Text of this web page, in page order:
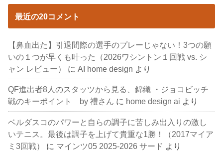
最近の20コメント
【鼻血出た】引退間際の選手のプレーじゃない！3つの願
いの１つが早くも叶った（2026ワシントン１回戦 vs. シ
ャン レビュー）
にAI home design より
QF進出者8人のスタッツから見る、錦織 ・ジョコビッチ
戦のキーポイント by 禮さん に home design ai より
ベルダスコのパワーと自らの調子に苦しみ出入りの激し
いテニス。最後は調子を上げて貴重な1勝！（2017マイア
ミ3回戦）
に マインツ05 2025-2026 サード より